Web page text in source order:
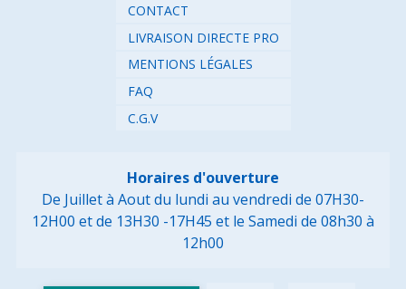
CONTACT
LIVRAISON DIRECTE PRO
MENTIONS LÉGALES
FAQ
C.G.V
Horaires d'ouverture
De Juillet à Aout du lundi au vendredi de 07H30-
12H00 et de 13H30 -17H45 et le Samedi de 08h30 à
12h00